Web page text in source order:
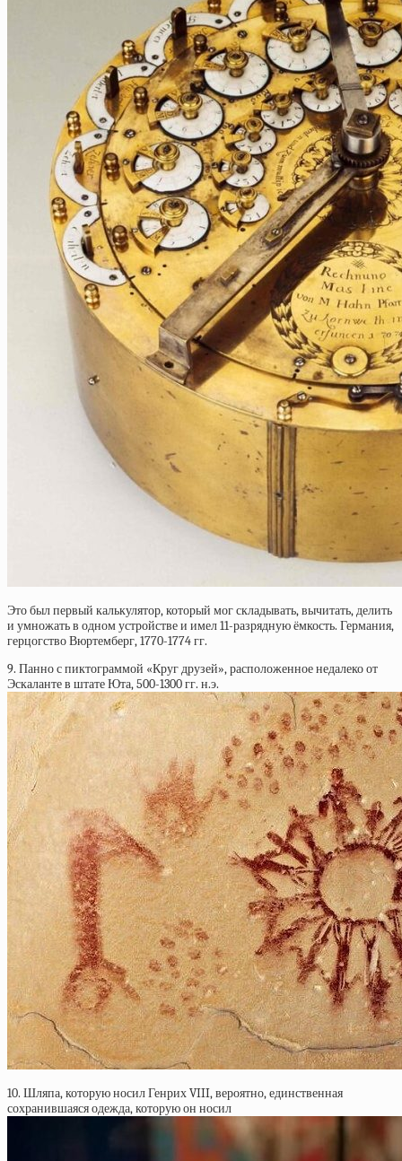
Это был первый калькулятор, который мог складывать, вычитать, делить
и умножать в одном устройстве и имел 11-разрядную ёмкость. Германия,
герцогство Вюртемберг, 1770-1774 гг.
9. Панно с пиктограммой «Круг друзей», расположенное недалеко от
Эскаланте в штате Юта, 500-1300 гг. н.э.
10. Шляпа, которую носил Генрих VIII, вероятно, единственная
сохранившаяся одежда, которую он носил